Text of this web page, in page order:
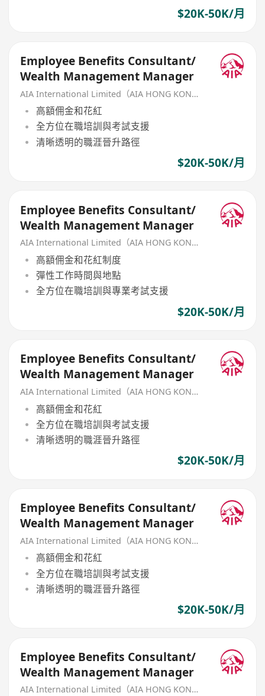
$20K-50K/月
Employee Benefits Consultant/
Wealth Management Manager
AIA International Limited（AIA HONG KONG）
高額佣金和花紅
全方位在職培訓與考試支援
清晰透明的職涯晉升路徑
$20K-50K/月
Employee Benefits Consultant/
Wealth Management Manager
AIA International Limited（AIA HONG KONG）
高額佣金和花紅制度
彈性工作時間與地點
全方位在職培訓與專業考試支援
$20K-50K/月
Employee Benefits Consultant/
Wealth Management Manager
AIA International Limited（AIA HONG KONG）
高額佣金和花紅
全方位在職培訓與考試支援
清晰透明的職涯晉升路徑
$20K-50K/月
Employee Benefits Consultant/
Wealth Management Manager
AIA International Limited（AIA HONG KONG）
高額佣金和花紅
全方位在職培訓與考試支援
清晰透明的職涯晉升路徑
$20K-50K/月
Employee Benefits Consultant/
Wealth Management Manager
AIA International Limited（AIA HONG KONG）